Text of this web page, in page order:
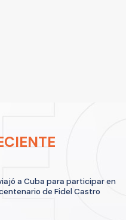
a Cuba para participar en
de Fidel Castro